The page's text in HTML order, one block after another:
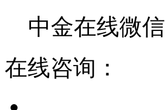
中金在线微信
在线咨询：